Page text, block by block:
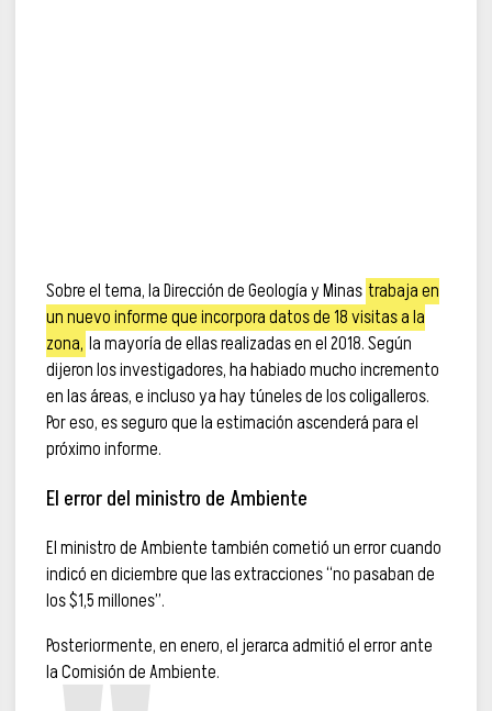
Sobre el tema, la Dirección de Geología y Minas trabaja en
un nuevo informe que incorpora datos de 18 visitas a la
zona, la mayoría de ellas realizadas en el 2018. Según
dijeron los investigadores, ha habiado mucho incremento
en las áreas, e incluso ya hay túneles de los coligalleros.
Por eso, es seguro que la estimación ascenderá para el
próximo informe.
El error del ministro de Ambiente
El ministro de Ambiente también cometió un error cuando
indicó en diciembre que las extracciones “no pasaban de
los $1,5 millones”.
Posteriormente, en enero, el jerarca admitió el error ante
la Comisión de Ambiente.